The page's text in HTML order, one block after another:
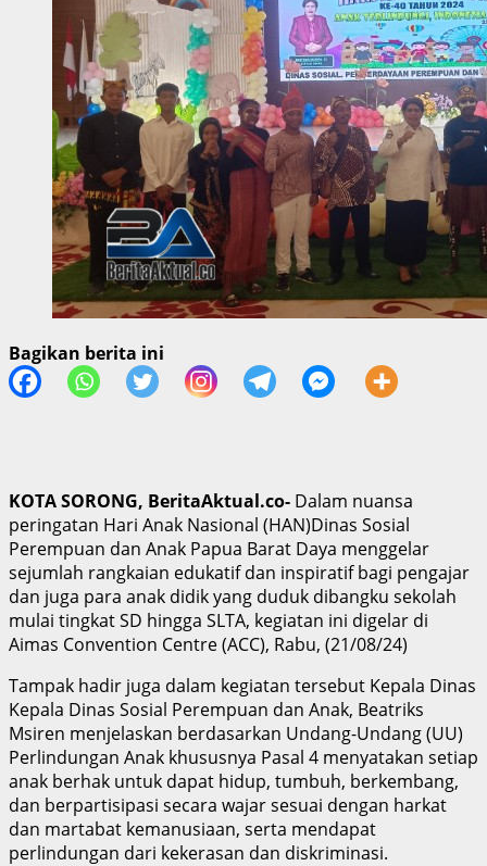
Bagikan berita ini
KOTA SORONG, BeritaAktual.co- Dalam nuansa
peringatan Hari Anak Nasional (HAN)Dinas Sosial
Perempuan dan Anak Papua Barat Daya menggelar
sejumlah rangkaian edukatif dan inspiratif bagi pengajar
dan juga para anak didik yang duduk dibangku sekolah
mulai tingkat SD hingga SLTA, kegiatan ini digelar di
Aimas Convention Centre (ACC), Rabu, (21/08/24)
Tampak hadir juga dalam kegiatan tersebut Kepala Dinas
Kepala Dinas Sosial Perempuan dan Anak, Beatriks
Msiren menjelaskan berdasarkan Undang-Undang (UU)
Perlindungan Anak khususnya Pasal 4 menyatakan setiap
anak berhak untuk dapat hidup, tumbuh, berkembang,
dan berpartisipasi secara wajar sesuai dengan harkat
dan martabat kemanusiaan, serta mendapat
perlindungan dari kekerasan dan diskriminasi.